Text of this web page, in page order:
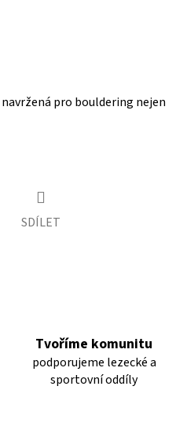
navržená pro bouldering nejen
SDÍLET
Tvoříme komunitu
podporujeme lezecké a
sportovní oddíly